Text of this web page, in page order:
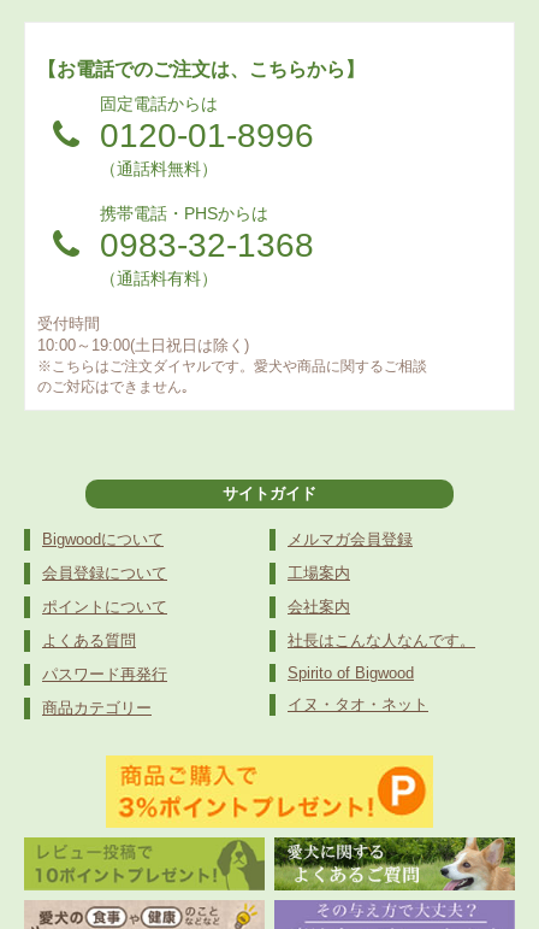
【お電話でのご注文は、こちらから】
固定電話からは
0120-01-8996
（通話料無料）
携帯電話・PHSからは
0983-32-1368
（通話料有料）
受付時間
10:00～19:00(土日祝日は除く)
※こちらはご注文ダイヤルです。愛犬や商品に関するご相談
のご対応はできません｡
サイトガイド
Bigwoodについて
会員登録について
ポイントについて
よくある質問
パスワード再発行
商品カテゴリー
メルマガ会員登録
工場案内
会社案内
社長はこんな人なんです。
Spirito of Bigwood
イヌ・タオ・ネット